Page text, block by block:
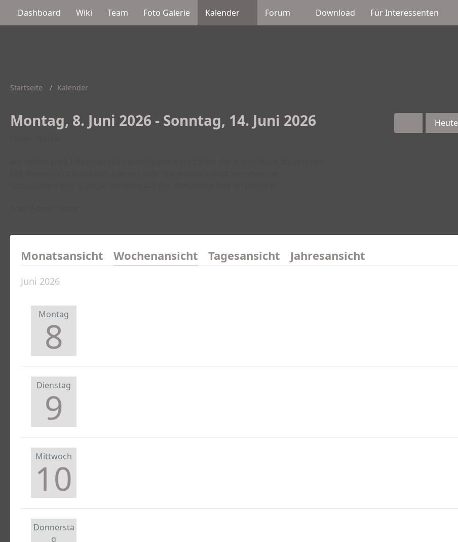
Dashboard Wiki Team Foto Galerie Kalender Forum Download Für Interessenten
Startseite Kalender
Montag, 8. Juni 2026 - Sonntag, 14. Juni 2026
Heute
Monatsansicht Wochenansicht Tagesansicht Jahresansicht
Juni 2026
Montag
8
Dienstag
9
Mittwoch
10
Donnersta
g